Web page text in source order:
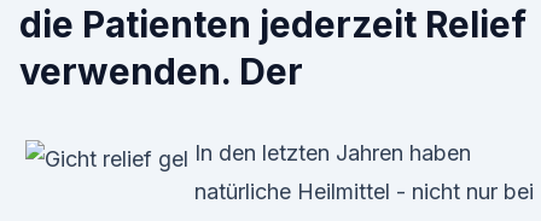
die Patienten jederzeit Relief
verwenden. Der
In den letzten Jahren haben
natürliche Heilmittel - nicht nur bei